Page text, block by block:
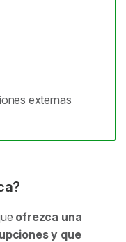
externas
ofrezca una
y que